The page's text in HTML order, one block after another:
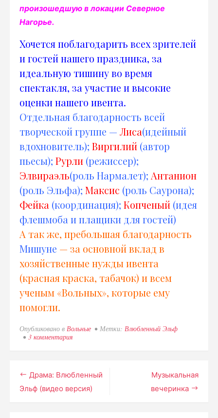
произошедшую в локации Северное
Нагорье.
Хочется поблагодарить всех зрителей
и гостей нашего праздника, за
идеальную тишину во время
спектакля, за участие и высокие
оценки нашего ивента.
Отдельная благодарность всей
творческой группе — Лиса(идейный
вдохновитель); Виргилий (автор
пьесы); Рурли (режиссер);
Элвираэль(роль Нармалет); Антанион
(роль Эльфа); Максис (роль Саурона);
Фейка (координация); Копченый (идея
флешмоба и плащики для гостей)
А так же, пребольшая благодарность
Мишуне — за основной вклад в
хозяйственные нужды ивента
(красная краска, табачок) и всем
ученым «Вольных», которые ему
помогли.
Опубликовано в Вольные Метки: Влюбленный Эльф
3 комментария
как
Разбиваются
Сердца
Навигация
по
Музыкальная
вечеринка
Драма: Влюбленный
Эльф (видео версия)